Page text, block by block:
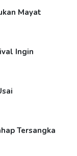
Mayat
Ingin
Tersangka